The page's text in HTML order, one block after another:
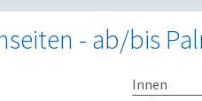
- ab/bis
Innen